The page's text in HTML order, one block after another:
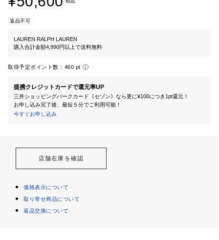
返品不可
LAUREN RALPH LAUREN
購入合計金額4,990円以上で送料無料
取得予定ポイント数： 460 pt
提携クレジットカードで還元率UP
三井ショッピングパークカード《セゾン》なら更に¥100につき1pt還元！
お申し込み完了後、最短５分でご利用可能！
今すぐお申し込み
店舗在庫を確認
価格表示について
取り寄せ商品について
返品交換について